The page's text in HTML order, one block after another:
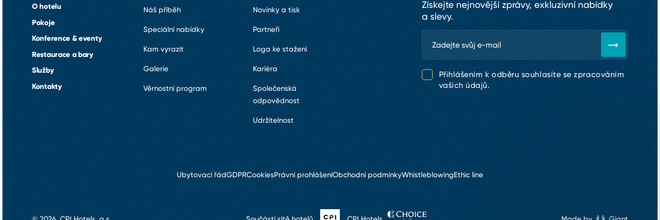
O hotelu
Pokoje
Konference & eventy
Restaurace a bary
Služby
Kontakty
Náš příběh
Speciální nabídky
Kam vyrazit
Galerie
Věrnostní program
Novinky a tisk
Partneři
Loga ke stažení
Kariéra
Společenská
odpovědnost
Udržitelnost
Získejte nejnovější zprávy, exkluzivní nabídky
a slevy.
Přihlášením k odběru souhlasíte se zpracováním
vašich údajů.
Ubytovací řádGDPRCookiesPrávní prohlášeníObchodní podmínkyWhistleblowingEthic line